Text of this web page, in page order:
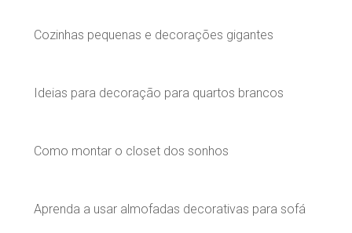
Cozinhas pequenas e decorações gigantes
Ideias para decoração para quartos brancos
Como montar o closet dos sonhos
Aprenda a usar almofadas decorativas para sofá